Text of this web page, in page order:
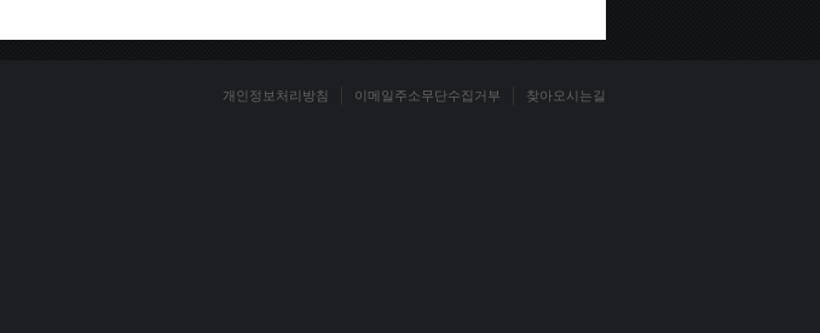
개인정보처리방침 이메일주소무단수집거부 찾아오시는길